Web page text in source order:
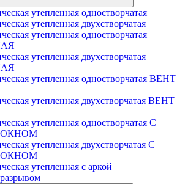
утепленная одностворчатая
утепленная двухстворчатая
утепленная одностворчатая
утепленная двухстворчатая
утепленная одностворчатая ВЕНТ
утепленная двухстворчатая ВЕНТ
утепленная одностворчатая С
ОКНОМ
утепленная двухстворчатая С
ОКНОМ
утепленная с аркой